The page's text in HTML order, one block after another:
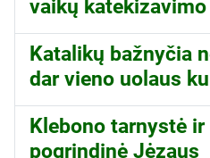
vaikų katekizavimo
Katalikų bažnyčia
dar vieno uolaus
Klebono tarnystė ir
pogrindinė Jėzaus